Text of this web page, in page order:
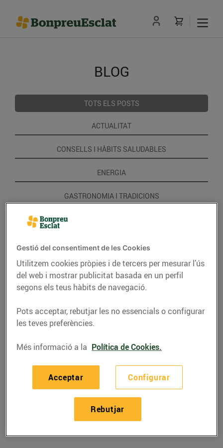
BLOG
TOTS ELS POSTS
ACTUALITAT
CONSELLS I HÀBITS SALUDABLES
ENERGIA
GASTRONOMIA I TRADICIONS
RECEPTES
Recepta de cruixent de
Gestió del consentiment de les Cookies
Utilitzem cookies pròpies i de tercers per mesurar l’ús
del web i mostrar publicitat basada en un perfil
segons els teus hàbits de navegació.
Pots acceptar, rebutjar les no essencials o configurar
les teves preferències.
Més informació a la Política de Cookies.
Configurar
Rebutjar
Acceptar